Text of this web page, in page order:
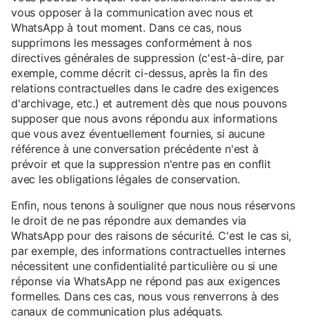
vous opposer à la communication avec nous et
WhatsApp à tout moment. Dans ce cas, nous
supprimons les messages conformément à nos
directives générales de suppression (c'est-à-dire, par
exemple, comme décrit ci-dessus, après la fin des
relations contractuelles dans le cadre des exigences
d'archivage, etc.) et autrement dès que nous pouvons
supposer que nous avons répondu aux informations
que vous avez éventuellement fournies, si aucune
référence à une conversation précédente n'est à
prévoir et que la suppression n'entre pas en conflit
avec les obligations légales de conservation.
Enfin, nous tenons à souligner que nous nous réservons
le droit de ne pas répondre aux demandes via
WhatsApp pour des raisons de sécurité. C'est le cas si,
par exemple, des informations contractuelles internes
nécessitent une confidentialité particulière ou si une
réponse via WhatsApp ne répond pas aux exigences
formelles. Dans ces cas, nous vous renverrons à des
canaux de communication plus adéquats.